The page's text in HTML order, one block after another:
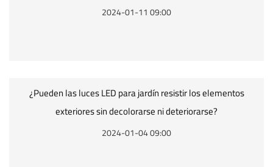
2024-01-11 09:00
¿Pueden las luces LED para jardín resistir los elementos
exteriores sin decolorarse ni deteriorarse?
2024-01-04 09:00